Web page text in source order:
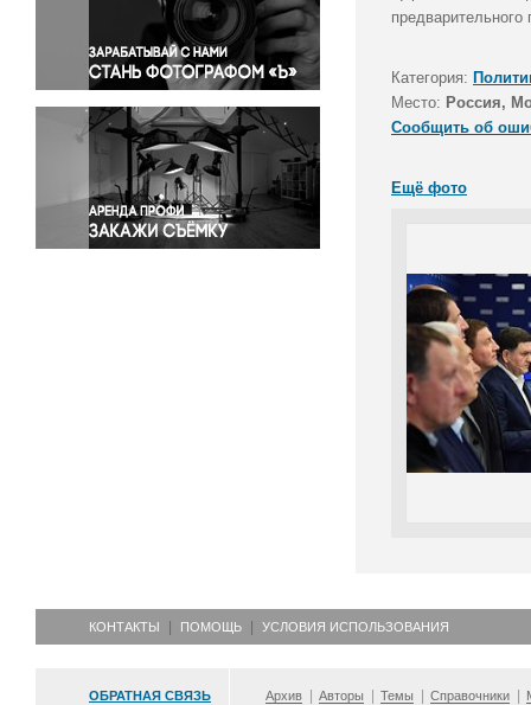
Правосудие
Происшествия и конфликты
Религия
Светская жизнь
Спорт
Экология
Экономика и бизнес
Категория:
Место: Россия,
Сообщить об
Ещё фото
КОНТАКТЫ ПОМОЩЬ УСЛОВИЯ ИСПОЛЬЗОВАНИЯ
ОБРАТНАЯ СВЯЗЬ Архив Авторы Темы Справочники